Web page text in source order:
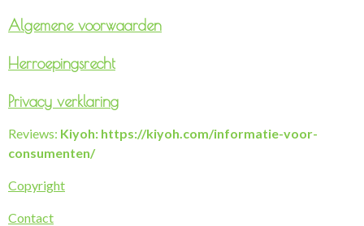
Algemene voorwaarden
Herroepingsrecht
Privacy verklaring
Reviews: Kiyoh: https://kiyoh.com/informatie-voor-
consumenten/
Copyright
Contact